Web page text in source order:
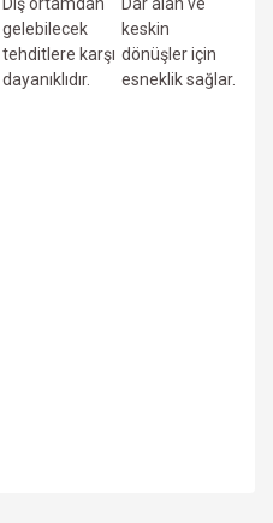
gelebilecek
tehditlere karşı
dayanıklıdır.
keskin
dönüşler için
esneklik sağlar.